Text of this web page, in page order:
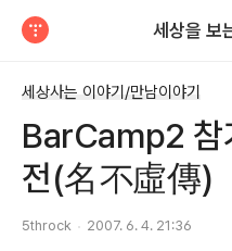
세상을 보
세상사는 이야기/만남이야기
BarCamp2 참
전(名不虛傳)
5throck 2007. 6. 4. 21:36